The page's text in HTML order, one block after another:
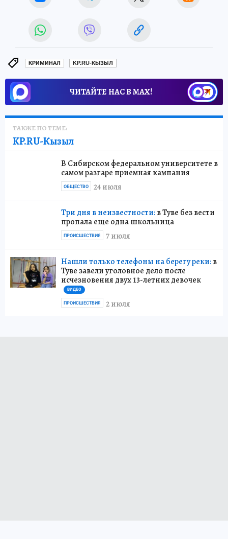
КРИМИНАЛ KP.RU-КЫЗЫЛ
ЧИТАЙТЕ НАС В МАХ!
ТАКЖЕ ПО ТЕМЕ:
KP.RU-Кызыл
В Сибирском федеральном университете в
самом разгаре приемная кампания
24 июля
ОБЩЕСТВО
Три дня в неизвестности:в Туве без вести
пропала еще одна школьница
7 июля
ПРОИСШЕСТВИЯ
Нашли только телефоны на берегу реки:в
Туве завели уголовное дело после
исчезновения двух 13-летних девочек
ВИДЕО
2 июля
ПРОИСШЕСТВИЯ